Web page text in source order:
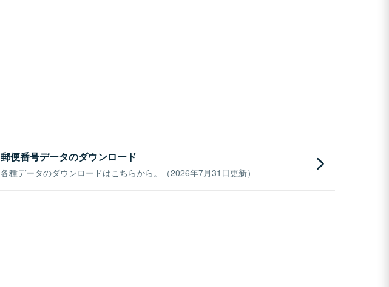
郵便番号データのダウンロード
各種データのダウンロードはこちらから。（2026年7月31日更新）